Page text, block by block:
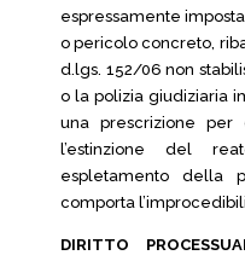
espressamente
o pericolo concreto,
d.lgs. 152/06 non
o la polizia giudiziaria
una prescrizione per
l’estinzione del
espletamento della
comporta
DIRITTO